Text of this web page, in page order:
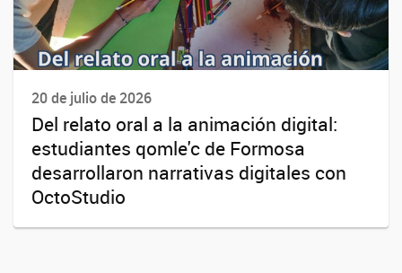
20 de julio de 2026
Del relato oral a la animación digital:
estudiantes qomle'c de Formosa
desarrollaron narrativas digitales con
OctoStudio